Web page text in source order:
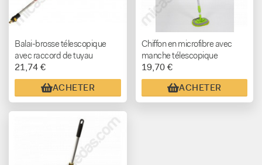
Balai-brosse télescopique
avec raccord de tuyau
21,74 €
ACHETER
Chiffon en microfibre avec
manche télescopique
19,70 €
ACHETER